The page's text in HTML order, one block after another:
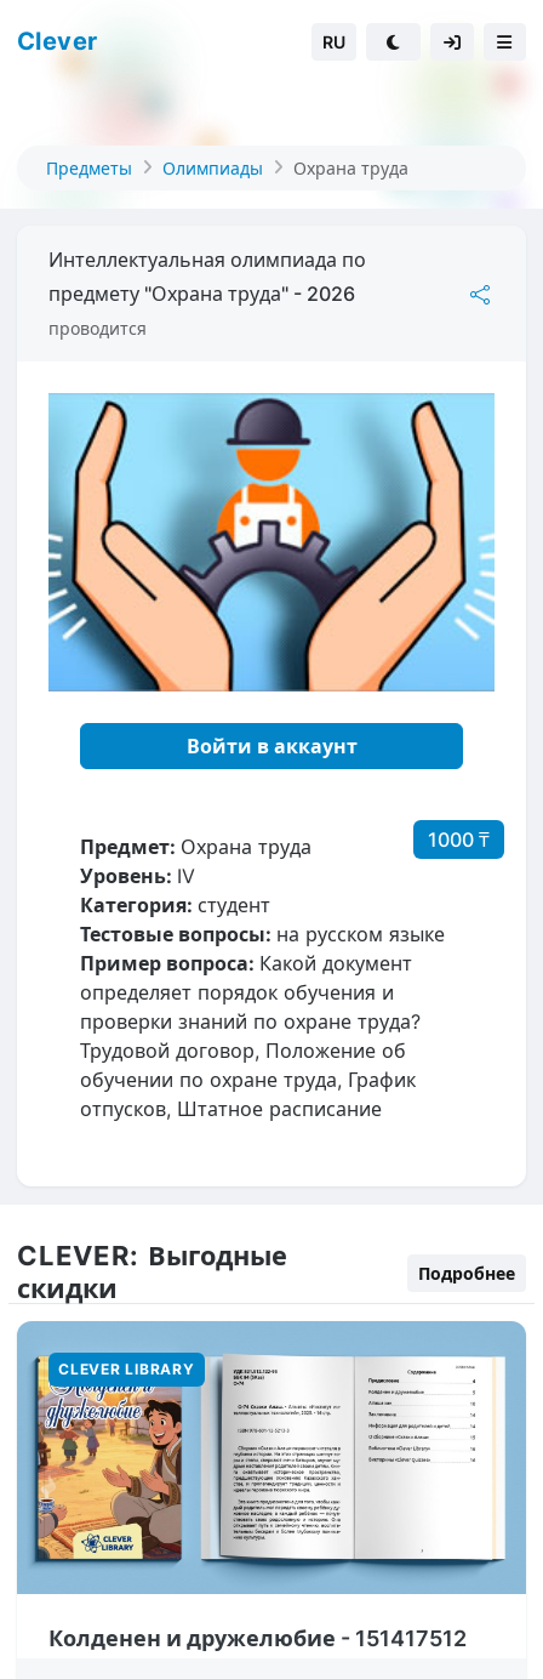
Clever RU
Предметы Олимпиады Охрана труда
Интеллектуальная олимпиада по
предмету "Охрана труда" - 2026
проводится
Войти в аккаунт
1000 ₸
Предмет: Охрана труда
Уровень: IV
Категория: студент
Тестовые вопросы: на русском языке
Пример вопроса: Какой документ
определяет порядок обучения и
проверки знаний по охране труда?
Трудовой договор, Положение об
обучении по охране труда, График
отпусков, Штатное расписание
CLEVER: Выгодные
скидки
Подробнее
CLEVER LIBRARY
Колденен и дружелюбие - 151417512